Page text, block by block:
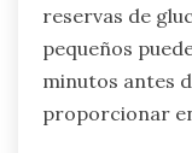
carbohidratos
recuperación y
reforzando la